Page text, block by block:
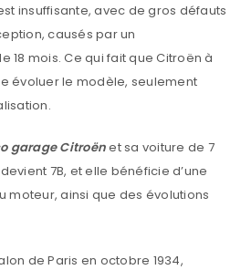
insuffisante, avec de gros défauts
causés par un
mois. Ce qui fait que Citroën à
évoluer le modèle, seulement
garage Citroënet sa voiture de 7
devient 7B, et elle bénéficie d’une
moteur, ainsi que des évolutions
de Paris en octobre 1934,